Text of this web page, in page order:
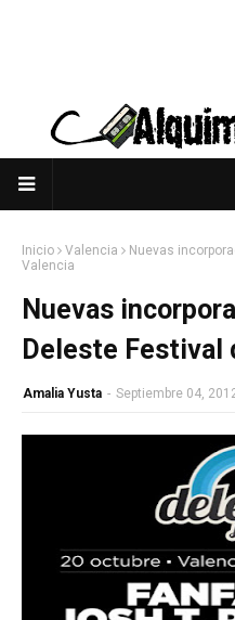
Inicio Valencia
Nuevas
Valencia
Nuevas
Deleste Festival
Amalia Yusta - Septiembre 04,